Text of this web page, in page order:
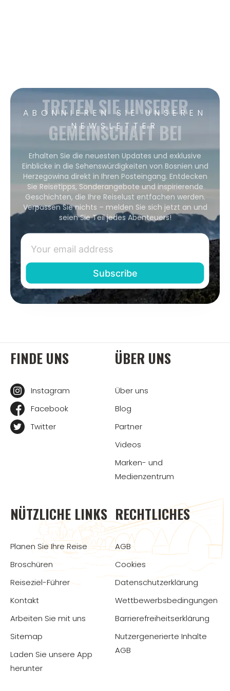
ABONNIEREN SIE UNSEREN
NEWSLETTER
TRETEN SIE UNSERER
GEMEINSCHAFT BEI
Erhalten Sie die neuesten Updates und exklusive
Einblicke in die Sehenswürdigkeiten von Bosnien und
Herzegowina direkt in Ihren Posteingang. Entdecken
Sie Reisetipps, Sonderangebote und inspirierende
Geschichten, die Ihre Reiselust entfachen werden.
Verpassen Sie nichts – melden Sie sich jetzt an und
seien Sie Teil jedes Abenteuers!
FINDE UNS
Instagram
Facebook
Twitter
ÜBER UNS
Über uns
Blog
Partner
Videos
Marken- und
Medienzentrum
NÜTZLICHE LINKS
Planen Sie Ihre Reise
Broschüren
Reiseziel-Führer
Kontakt
Arbeiten Sie mit uns
Sitemap
Laden Sie unsere App
herunter
RECHTLICHES
AGB
Cookies
Datenschutzerklärung
Wettbewerbsbedingungen
Barrierefreiheitserklärung
Nutzergenerierte Inhalte
AGB